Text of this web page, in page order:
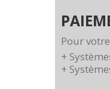
Pour
+
+